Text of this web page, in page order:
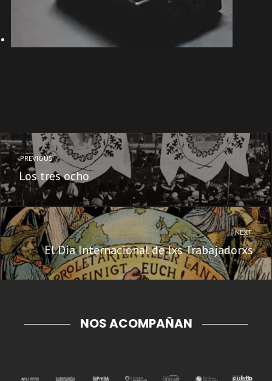
PREVIOUS
Los tres ocho
NEXT
El Día Internacional de lxs Trabajadorxs
NOS ACOMPAÑAN